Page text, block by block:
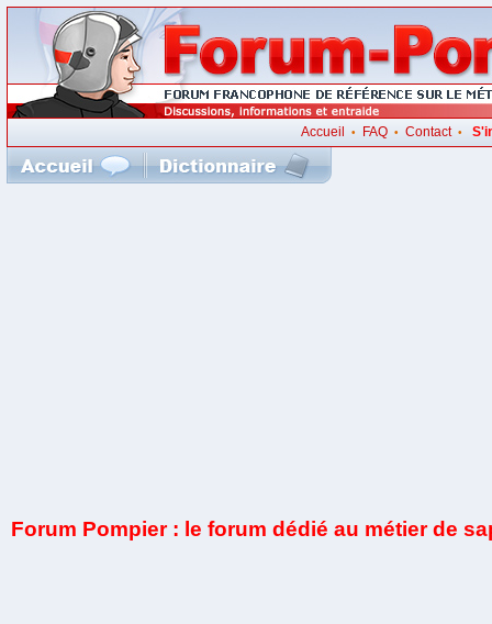
Accueil • FAQ• Contact•
Forum Pompier : le forum dédié au métier de